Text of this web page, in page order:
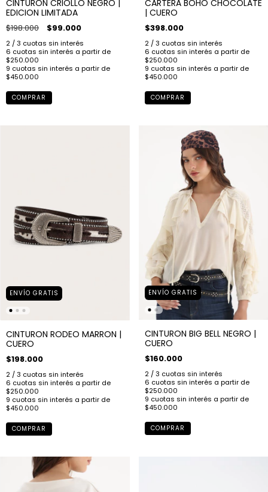
CINTURON CRIOLLO NEGRO |
EDICION LIMITADA
$198.000 $99.000
COMPRAR
CARTERA BOHO CHOCOLATE
| CUERO
$398.000
COMPRAR
ENVÍO GRATIS
CINTURON RODEO MARRON |
CUERO
$198.000
COMPRAR
ENVÍO GRATIS
CINTURON BIG BELL NEGRO |
CUERO
$160.000
COMPRAR